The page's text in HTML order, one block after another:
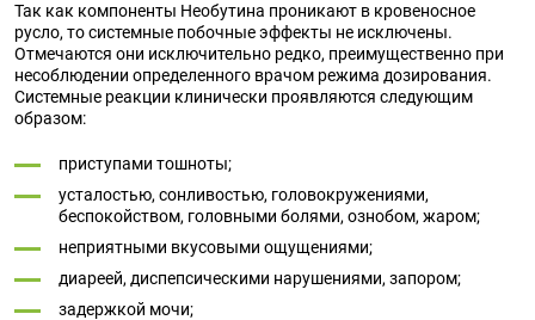
Так как компоненты Необутина проникают в кровеносное
русло, то системные побочные эффекты не исключены.
Отмечаются они исключительно редко, преимущественно при
несоблюдении определенного врачом режима дозирования.
Системные реакции клинически проявляются следующим
образом:
приступами тошноты;
усталостью, сонливостью, головокружениями,
беспокойством, головными болями, ознобом, жаром;
неприятными вкусовыми ощущениями;
диареей, диспепсическими нарушениями, запором;
задержкой мочи;